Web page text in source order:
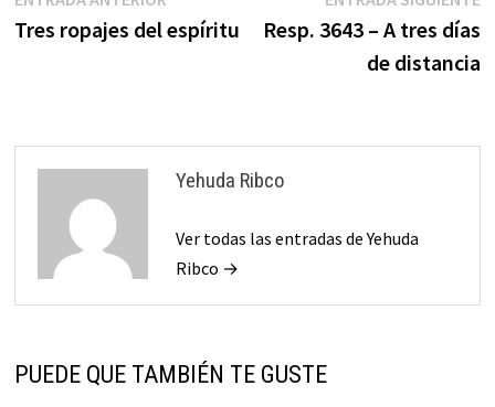
de
anterior:
Tres ropajes del espíritu
Resp. 3643 – A tres días
de distancia
Yehuda Ribco
Ver todas las entradas de Yehuda
Ribco →
PUEDE QUE TAMBIÉN TE GUSTE